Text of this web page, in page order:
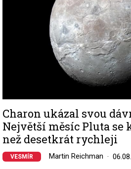
Charon ukázal svou
Největší měsíc Pluta se
než desetkrát rychleji
VESMÍR Martin Reichman